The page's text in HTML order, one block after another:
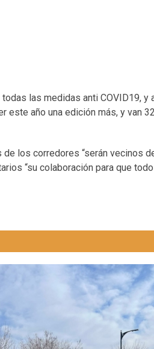
las medidas anti COVID19, y
este año una edición más, y van
los corredores “serán vecinos
“su colaboración para que